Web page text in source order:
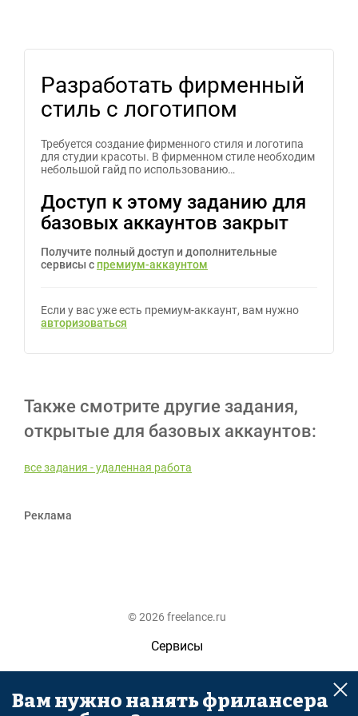
Разработать фирменный
стиль с логотипом
Требуется создание фирменного стиля и логотипа
для студии красоты. В фирменном стиле необходим
небольшой гайд по использованию…
Доступ к этому заданию для
базовых аккаунтов закрыт
Получите полный доступ и дополнительные
сервисы с премиум-аккаунтом
Если у вас уже есть премиум-аккаунт, вам нужно
авторизоваться
Также смотрите другие задания,
открытые для базовых аккаунтов:
все задания - удаленная работа
Реклама
© 2026 freelance.ru
Сервисы
Помощь
Поиск
Вам нужно нанять фрилансера